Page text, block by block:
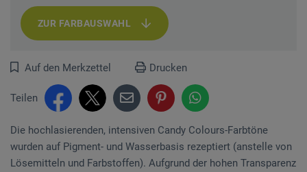
ZUR FARBAUSWAHL
Auf den Merkzettel Drucken
Teilen
Die hochlasierenden, intensiven Candy Colours-Farbtöne
wurden auf Pigment- und Wasserbasis rezeptiert (anstelle von
Lösemitteln und Farbstoffen). Aufgrund der hohen Transparenz